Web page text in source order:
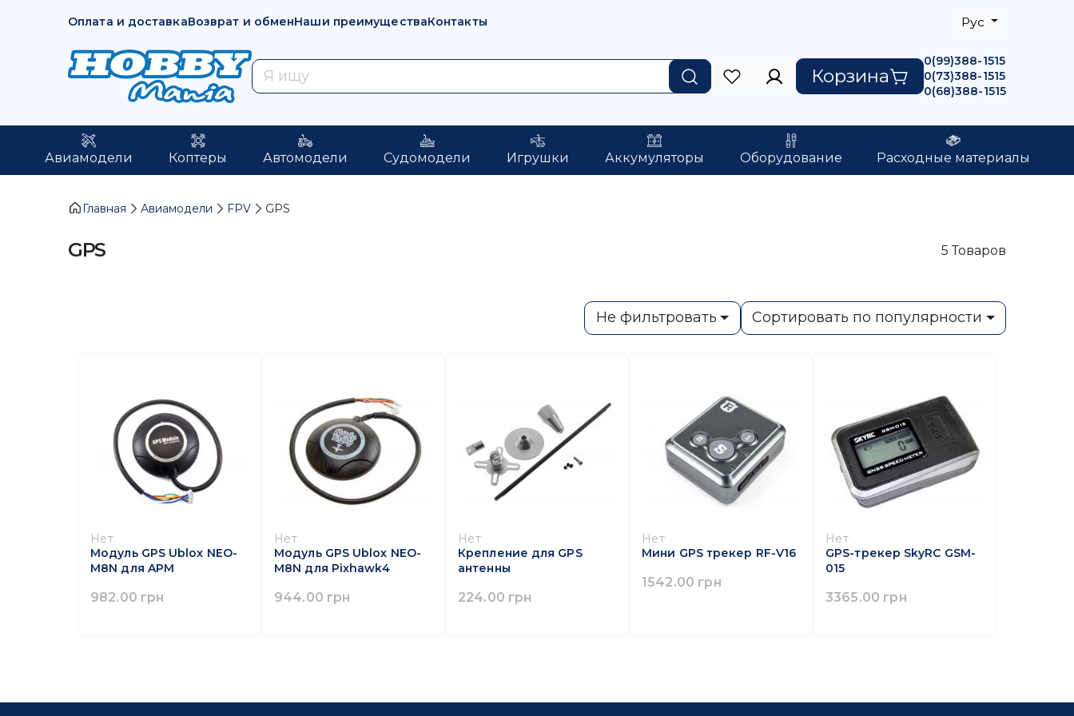
Оплата и доставкаВозврат и обменНаши преимуществаКонтакты Рус
Корзина
0(99)388-1515
0(73)388-1515
0(68)388-1515
Авиамодели Коптеры Автомодели Судомодели Игрушки Аккумуляторы Оборудование Расходные материалы
Главная Авиамодели FPV GPS
GPS 5 Товаров
Не фильтровать Сортировать по популярности
Нет
Модуль GPS Ublox NEO-
M8N для APM
982.00 грн
Нет
Модуль GPS Ublox NEO-
M8N для Pixhawk4
944.00 грн
Нет
Крепление для GPS
антенны
224.00 грн
Нет
Мини GPS трекер RF-V16
1542.00 грн
Нет
GPS-трекер SkyRC GSM-
015
3365.00 грн